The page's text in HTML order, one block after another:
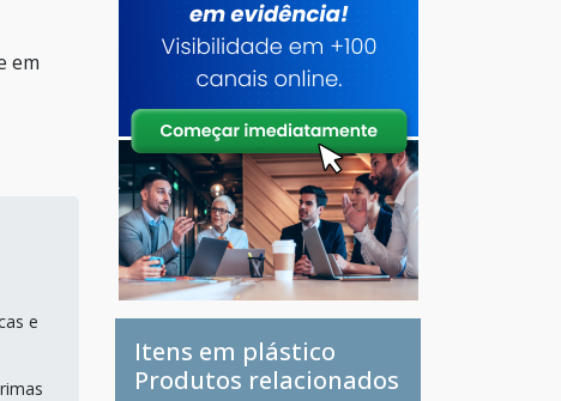
em
e
Itens em plástico
Produtos relacionados